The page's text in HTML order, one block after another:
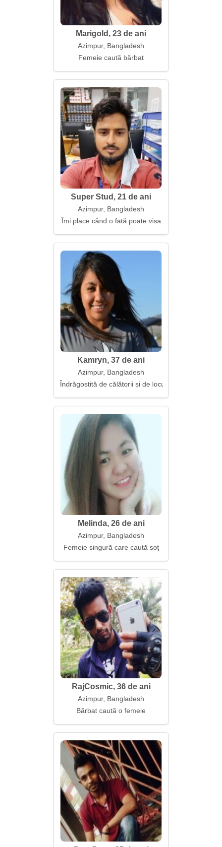
Marigold, 23 de ani
Azimpur, Bangladesh
Femeie caută bărbat
Super Stud, 21 de ani
Azimpur, Bangladesh
Îmi place când o fată poate visa
Kamryn, 37 de ani
Azimpur, Bangladesh
Îndrăgostită de călătorii și de locuri noi
Melinda, 26 de ani
Azimpur, Bangladesh
Femeie singură care caută soț
RajCosmic, 36 de ani
Azimpur, Bangladesh
Bărbat caută o femeie